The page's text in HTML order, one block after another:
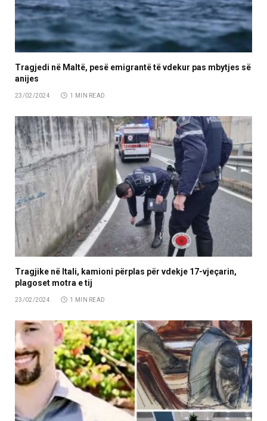
Tragjedi në Maltë, pesë emigrantë të vdekur pas mbytjes së
anijes
23/02/2024 1 MIN READ
Tragjike në Itali, kamioni përplas për vdekje 17-vjeçarin,
plagoset motra e tij
23/02/2024 1 MIN READ